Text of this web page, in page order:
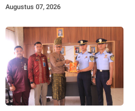
Swasembada Pangan
Augustus 07, 2026